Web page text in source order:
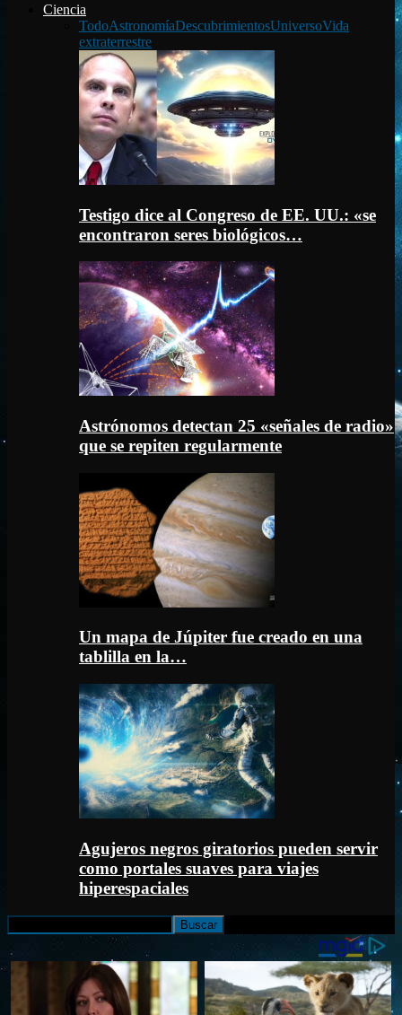
Ciencia
TodoAstronomíaDescubrimientosUniversoVida
extraterrestre
Testigo dice al Congreso de EE. UU.: «se
encontraron seres biológicos…
Astrónomos detectan 25 «señales de radio»
que se repiten regularmente
Un mapa de Júpiter fue creado en una
tablilla en la…
Agujeros negros giratorios pueden servir
como portales suaves para viajes
hiperespaciales